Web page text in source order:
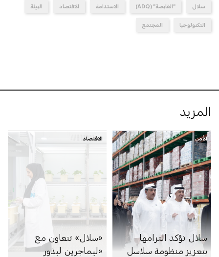
سلال "القابضة" (ADQ) الاستدامة الاقتصاد البيئة
التكنولوجيا المجتمع
المزيد
الأمن
سلال تؤكد التزامها
بتعزيز منظومة سلاسل
الاقتصاد
«سلال» تتعاون مع
«ليماجرين لبذور